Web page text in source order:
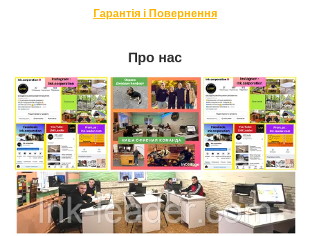
Гарантія і Повернення
Про нас